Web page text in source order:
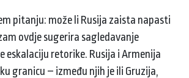
pitanju: može li Rusija zaista napasti
ovdje sugerira sagledavanje
eskalaciju retorike. Rusija i Armenija
granicu – između njih je ili Gruzija,